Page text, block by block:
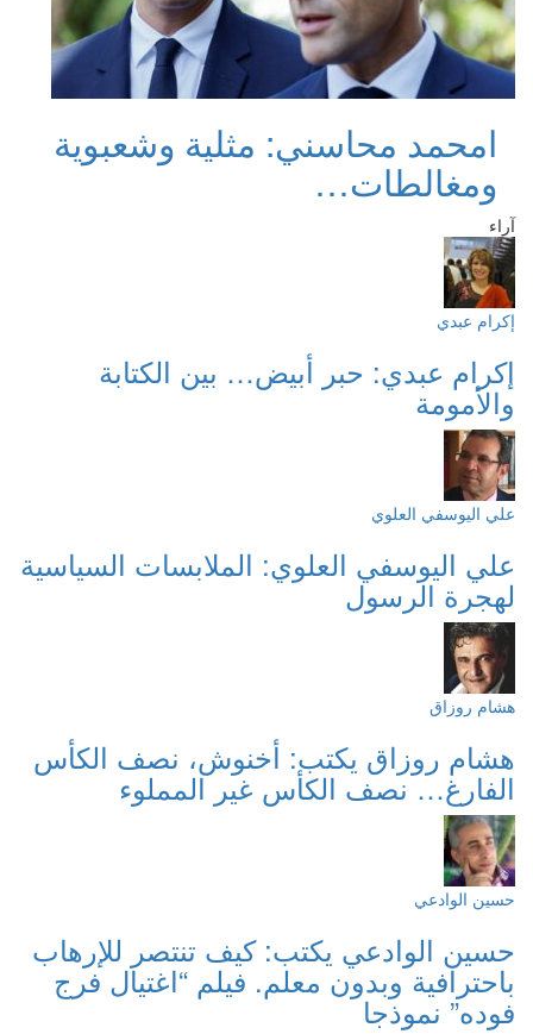
امحمد محاسني: مثلية وشعبوية
ومغالطات…
آراء
إكرام عبدي
إكرام عبدي: حبر أبيض… بين الكتابة
والأمومة
علي اليوسفي العلوي
علي اليوسفي العلوي: الملابسات السياسية
لهجرة الرسول
هشام روزاق
هشام روزاق يكتب: أخنوش، نصف الكأس
الفارغ… نصف الكأس غير المملوء
حسين الوادعي
حسين الوادعي يكتب: كيف تنتصر للإرهاب
باحترافية وبدون معلم. فيلم “اغتيال فرج
فوده” نموذجا